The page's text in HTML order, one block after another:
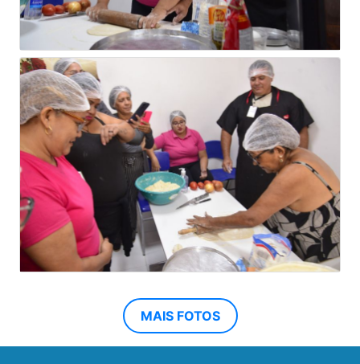
MAIS FOTOS